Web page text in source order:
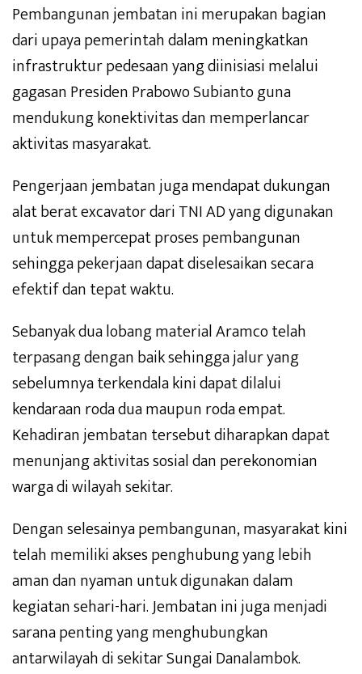
Pembangunan jembatan ini merupakan bagian
dari upaya pemerintah dalam meningkatkan
infrastruktur pedesaan yang diinisiasi melalui
gagasan Presiden Prabowo Subianto guna
mendukung konektivitas dan memperlancar
aktivitas masyarakat.
Pengerjaan jembatan juga mendapat dukungan
alat berat excavator dari TNI AD yang digunakan
untuk mempercepat proses pembangunan
sehingga pekerjaan dapat diselesaikan secara
efektif dan tepat waktu.
Sebanyak dua lobang material Aramco telah
terpasang dengan baik sehingga jalur yang
sebelumnya terkendala kini dapat dilalui
kendaraan roda dua maupun roda empat.
Kehadiran jembatan tersebut diharapkan dapat
menunjang aktivitas sosial dan perekonomian
warga di wilayah sekitar.
Dengan selesainya pembangunan, masyarakat kini
telah memiliki akses penghubung yang lebih
aman dan nyaman untuk digunakan dalam
kegiatan sehari-hari. Jembatan ini juga menjadi
sarana penting yang menghubungkan
antarwilayah di sekitar Sungai Danalambok.